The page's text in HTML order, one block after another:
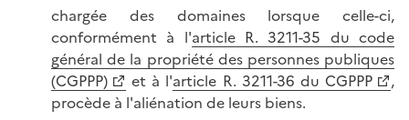
chargée des domaines lorsque celle-ci,
conformément à l'article R. 3211-35 du code
général de la propriété des personnes publiques
(CGPPP)
et à l'article R. 3211-36 du CGPPP
,
procède à l'aliénation de leurs biens.